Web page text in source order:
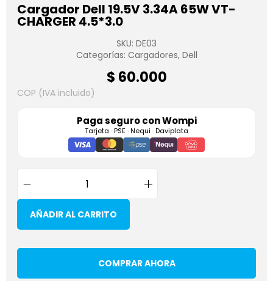
Cargador Dell 19.5V 3.34A 65W VT-
CHARGER 4.5*3.0
SKU: DE03
Categorías: Cargadores, Dell
$ 60.000
COP (IVA incluido)
Paga seguro conWompi
Tarjeta · PSE · Nequi · Daviplata
AÑADIR AL CARRITO
COMPRAR AHORA